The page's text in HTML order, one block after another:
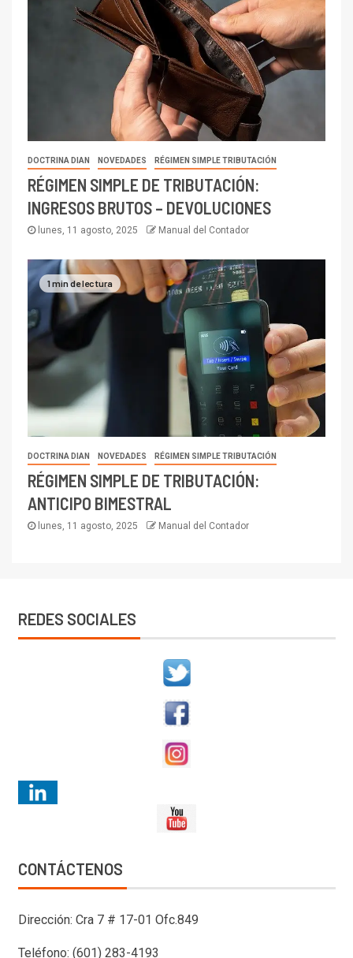
DOCTRINA DIAN NOVEDADES RÉGIMEN SIMPLE TRIBUTACIÓN
RÉGIMEN SIMPLE DE TRIBUTACIÓN:
INGRESOS BRUTOS – DEVOLUCIONES
lunes, 11 agosto, 2025 Manual del Contador
1 min de lectura
DOCTRINA DIAN NOVEDADES RÉGIMEN SIMPLE TRIBUTACIÓN
RÉGIMEN SIMPLE DE TRIBUTACIÓN:
ANTICIPO BIMESTRAL
lunes, 11 agosto, 2025 Manual del Contador
REDES SOCIALES
CONTÁCTENOS
Dirección: Cra 7 # 17-01 Ofc.849
Teléfono: (601) 283-4193